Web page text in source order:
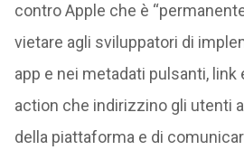
contro Apple che è
vietare agli sviluppatori di
app e nei metadati pulsanti,
action che indirizzino gli utenti
della piattaforma e di